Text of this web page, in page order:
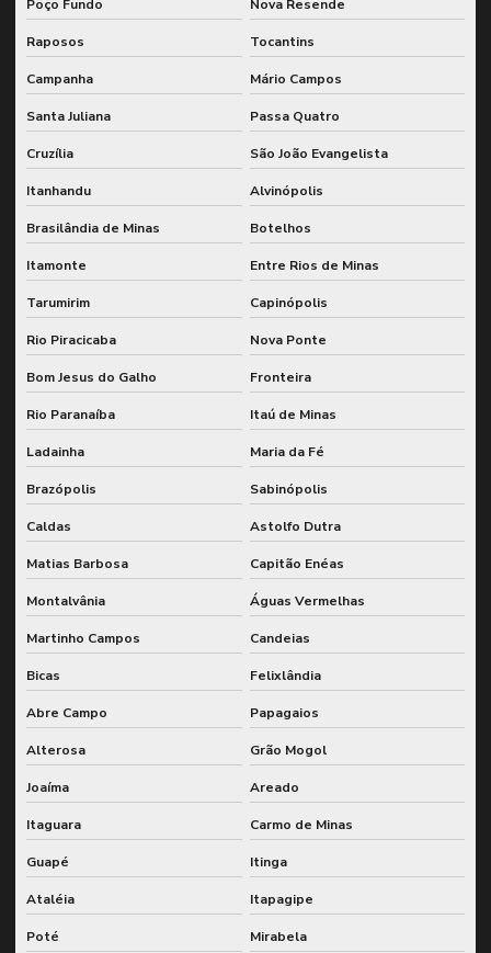
Poço Fundo Nova Resende
Raposos Tocantins
Campanha Mário Campos
Santa Juliana Passa Quatro
Cruzília São João Evangelista
Itanhandu Alvinópolis
Brasilândia de Minas Botelhos
Itamonte Entre Rios de Minas
Tarumirim Capinópolis
Rio Piracicaba Nova Ponte
Bom Jesus do Galho Fronteira
Rio Paranaíba Itaú de Minas
Ladainha Maria da Fé
Brazópolis Sabinópolis
Caldas Astolfo Dutra
Matias Barbosa Capitão Enéas
Montalvânia Águas Vermelhas
Martinho Campos Candeias
Bicas Felixlândia
Abre Campo Papagaios
Alterosa Grão Mogol
Joaíma Areado
Itaguara Carmo de Minas
Guapé Itinga
Ataléia Itapagipe
Poté Mirabela